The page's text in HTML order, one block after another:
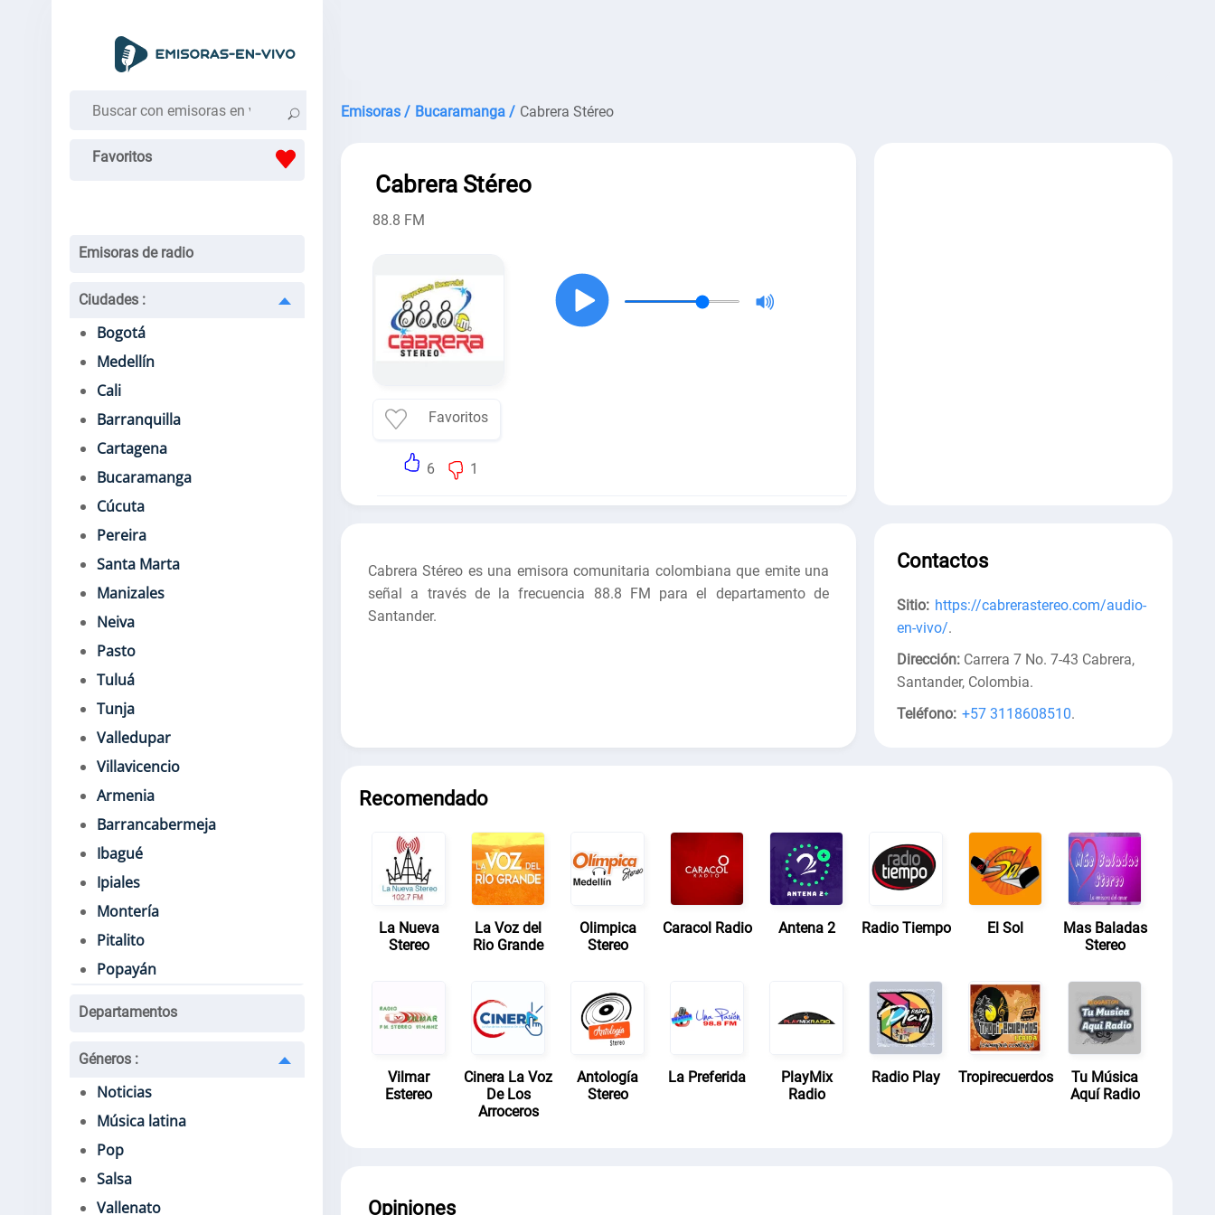
Favoritos
Emisoras de radio
Ciudades :
Bogotá
Medellín
Cali
Barranquilla
Cartagena
Bucaramanga
Cúcuta
Pereira
Santa Marta
Manizales
Neiva
Pasto
Tuluá
Tunja
Valledupar
Villavicencio
Armenia
Barrancabermeja
Ibagué
Ipiales
Montería
Pitalito
Popayán
Departamentos
Géneros :
Noticias
Música latina
Pop
Salsa
Vallenato
Emisoras / Bucaramanga / Cabrera Stéreo
Cabrera Stéreo
88.8 FM
Favoritos
6 1
Cabrera Stéreo es una emisora comunitaria colombiana que emite una
señal a través de la frecuencia 88.8 FM para el departamento de
Santander.
Contactos
Sitio: https://cabrerastereo.com/audio-
en-vivo/.
Dirección: Carrera 7 No. 7-43 Cabrera,
Santander, Colombia.
Teléfono: +57 3118608510.
Recomendado
La Nueva
Stereo
La Voz del
Rio Grande
Olimpica
Stereo
Caracol Radio Antena 2 Radio Tiempo El Sol
Mas Baladas
Stereo
Vilmar
Estereo
Cinera La Voz
De Los
Arroceros
Antología
Stereo
La Preferida
PlayMix
Radio
Radio Play Tropirecuerdos
Tu Música
Aquí Radio
Opiniones